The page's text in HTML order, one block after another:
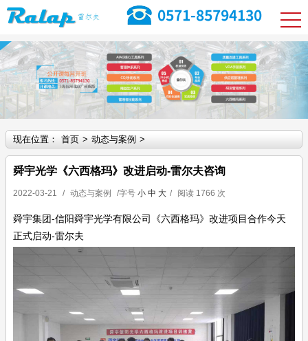
现在位置： 首页 > 动态与案例 >
舜宇光学《六西格玛》改进启动-雷尔夫咨询
2022-03-21 / 动态与案例 /字号 小 中 大 / 阅读 1766 次
舜宇集团-信阳舜宇光学有限公司《六西格玛》改进项目合作今天
正式启动-雷尔夫